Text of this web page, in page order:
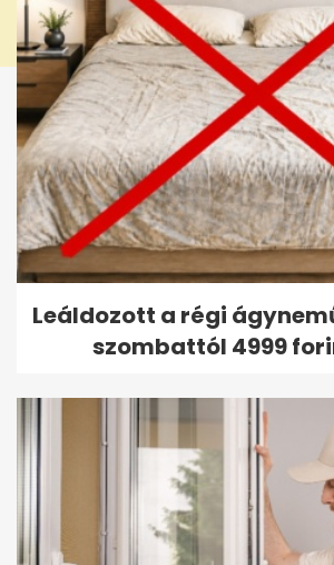
Leáldozott a régi
szombattól 4999